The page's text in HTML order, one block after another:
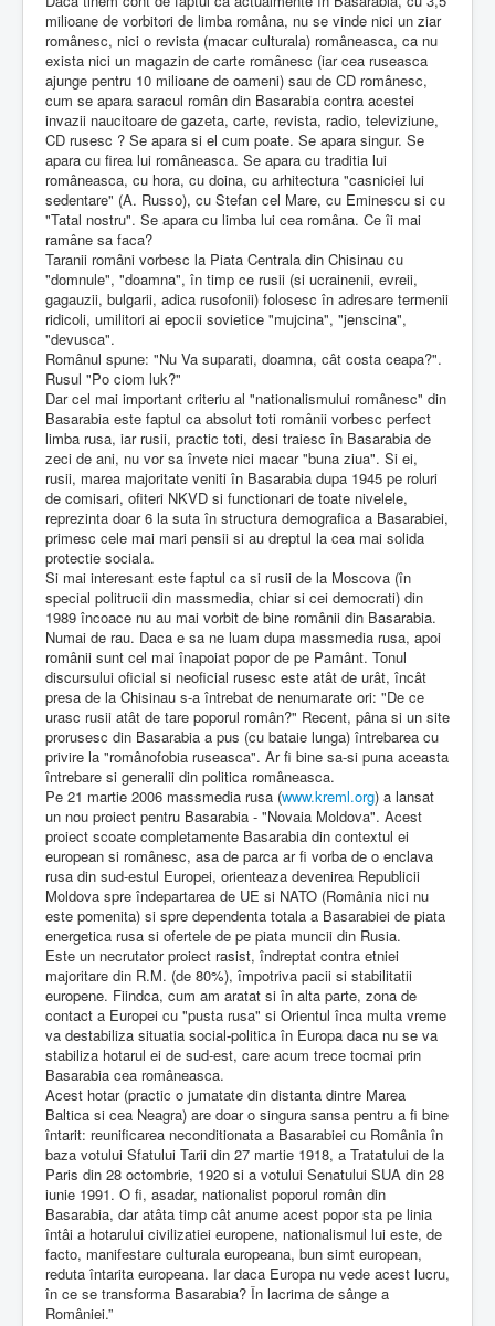
milioane de vorbitori de limba româna, nu se vinde nici un ziar
românesc, nici o revista (macar culturala) româneasca, ca nu
exista nici un magazin de carte românesc (iar cea ruseasca
ajunge pentru 10 milioane de oameni) sau de CD românesc,
cum se apara saracul român din Basarabia contra acestei
invazii naucitoare de gazeta, carte, revista, radio, televiziune,
CD rusesc ? Se apara si el cum poate. Se apara singur. Se
apara cu firea lui româneasca. Se apara cu traditia lui
româneasca, cu hora, cu doina, cu arhitectura "casniciei lui
sedentare" (A. Russo), cu Stefan cel Mare, cu Eminescu si cu
"Tatal nostru". Se apara cu limba lui cea româna. Ce îi mai
ramâne sa faca?
Taranii români vorbesc la Piata Centrala din Chisinau cu
"domnule", "doamna", în timp ce rusii (si ucrainenii, evreii,
gagauzii, bulgarii, adica rusofonii) folosesc în adresare termenii
ridicoli, umilitori ai epocii sovietice "mujcina", "jenscina",
"devusca".
Românul spune: "Nu Va suparati, doamna, cât costa ceapa?".
Rusul "Po ciom luk?"
Dar cel mai important criteriu al "nationalismului românesc" din
Basarabia este faptul ca absolut toti românii vorbesc perfect
limba rusa, iar rusii, practic toti, desi traiesc în Basarabia de
zeci de ani, nu vor sa învete nici macar "buna ziua". Si ei,
rusii, marea majoritate veniti în Basarabia dupa 1945 pe roluri
de comisari, ofiteri NKVD si functionari de toate nivelele,
reprezinta doar 6 la suta în structura demografica a Basarabiei,
primesc cele mai mari pensii si au dreptul la cea mai solida
protectie sociala.
Si mai interesant este faptul ca si rusii de la Moscova (în
special politrucii din massmedia, chiar si cei democrati) din
1989 încoace nu au mai vorbit de bine românii din Basarabia.
Numai de rau. Daca e sa ne luam dupa massmedia rusa, apoi
românii sunt cel mai înapoiat popor de pe Pamânt. Tonul
discursului oficial si neoficial rusesc este atât de urât, încât
presa de la Chisinau s-a întrebat de nenumarate ori: "De ce
urasc rusii atât de tare poporul român?" Recent, pâna si un site
prorusesc din Basarabia a pus (cu bataie lunga) întrebarea cu
privire la "românofobia ruseasca". Ar fi bine sa-si puna aceasta
întrebare si generalii din politica româneasca.
Pe 21 martie 2006 massmedia rusa (www.kreml.org) a lansat
un nou proiect pentru Basarabia - "Novaia Moldova". Acest
proiect scoate completamente Basarabia din contextul ei
european si românesc, asa de parca ar fi vorba de o enclava
rusa din sud-estul Europei, orienteaza devenirea Republicii
Moldova spre îndepartarea de UE si NATO (România nici nu
este pomenita) si spre dependenta totala a Basarabiei de piata
energetica rusa si ofertele de pe piata muncii din Rusia.
Este un necrutator proiect rasist, îndreptat contra etniei
majoritare din R.M. (de 80%), împotriva pacii si stabilitatii
europene. Fiindca, cum am aratat si în alta parte, zona de
contact a Europei cu "pusta rusa" si Orientul înca multa vreme
va destabiliza situatia social-politica în Europa daca nu se va
stabiliza hotarul ei de sud-est, care acum trece tocmai prin
Basarabia cea româneasca.
Acest hotar (practic o jumatate din distanta dintre Marea
Baltica si cea Neagra) are doar o singura sansa pentru a fi bine
întarit: reunificarea neconditionata a Basarabiei cu România în
baza votului Sfatului Tarii din 27 martie 1918, a Tratatului de la
Paris din 28 octombrie, 1920 si a votului Senatului SUA din 28
iunie 1991. O fi, asadar, nationalist poporul român din
Basarabia, dar atâta timp cât anume acest popor sta pe linia
întâi a hotarului civilizatiei europene, nationalismul lui este, de
facto, manifestare culturala europeana, bun simt european,
reduta întarita europeana. Iar daca Europa nu vede acest lucru,
în ce se transforma Basarabia? În lacrima de sânge a
României.”